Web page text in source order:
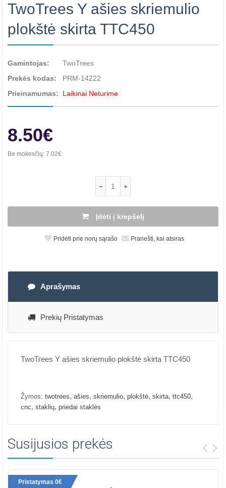
TwoTrees Y ašies skriemulio
plokštė skirta TTC450
Gamintojas:
TwoTrees
Prekės kodas:
PRM-14222
Prieinamumas:
Laikinai Neturime
8.50€
Be mokesčių: 7.02€
Įdėti į krepšelį
Pridėti prie norų sąrašo Pranešti, kai atsiras
Aprašymas
Prekių Pristatymas
TwoTrees Y ašies skriemulio plokštė skirta TTC450
Žymos: twotrees, ašies, skriemulio, plokštė, skirta, ttc450,
cnc, staklių, priedai staklės
Susijusios prekės
Pristatymas 0€